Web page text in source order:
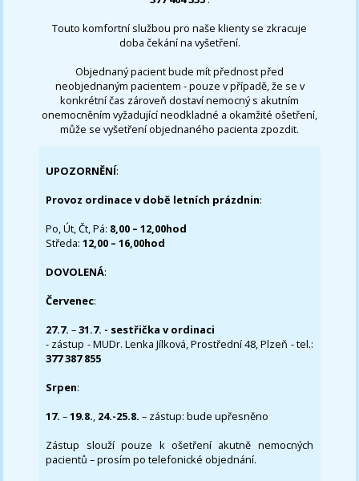
Touto komfortní službou pro naše klienty se zkracuje
doba čekání na vyšetření.
Objednaný pacient bude mít přednost před
neobjednaným pacientem - pouze v případě, že se v
konkrétní čas zároveň dostaví nemocný s akutním
onemocněním vyžadující neodkladné a okamžité ošetření,
může se vyšetření objednaného pacienta zpozdit.
UPOZORNĚNÍ:
Provoz ordinace v době letních prázdnin:
Po, Út, Čt, Pá: 8,00 – 12,00hod
Středa:12,00 – 16,00hod
DOVOLENÁ:
Červenec:
27.7.–31.7. - sestřička v ordinaci
- zástup - MUDr. Lenka Jílková, Prostřední 48, Plzeň - tel.:
377 387 855
Srpen:
17. –19.8., 24.-25.8. – zástup: bude upřesněno
Zástup slouží pouze k ošetření akutně nemocných
pacientů – prosím po telefonické objednání.